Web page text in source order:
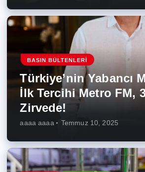
BASIN BÜLTENLERI
Türkiye’nin Yabancı
İlk Tercihi Metro FM,
Zirvede!
aaaa aaaa Temmuz 10, 2025